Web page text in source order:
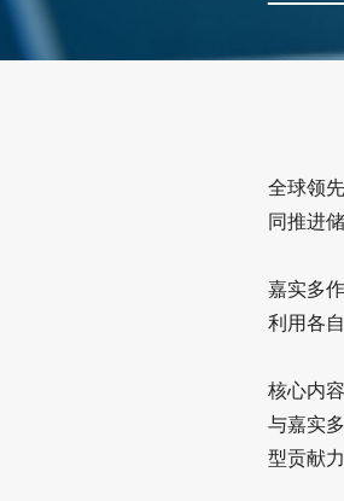
全球领
同推进
嘉实多
利用各
核心内
与嘉实
型贡献力